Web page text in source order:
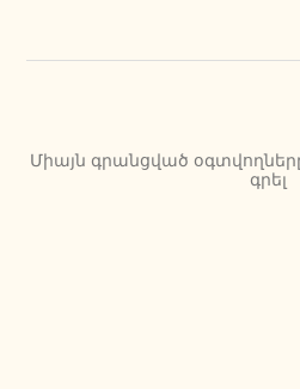
Միայն գրանցված
գրել